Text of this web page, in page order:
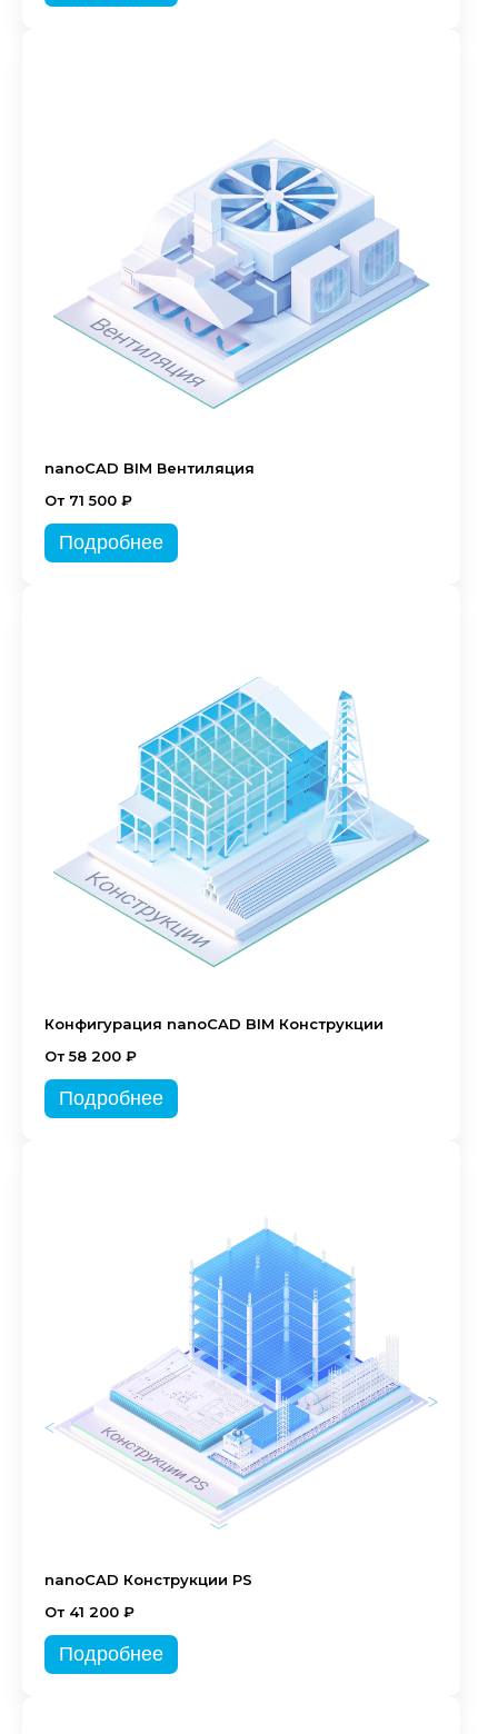
nanoCAD BIM Вентиляция
От 71 500 ₽
Подробнее
Конфигурация nanoCAD BIM Конструкции
От 58 200 ₽
Подробнее
nanoCAD Конструкции PS
От 41 200 ₽
Подробнее